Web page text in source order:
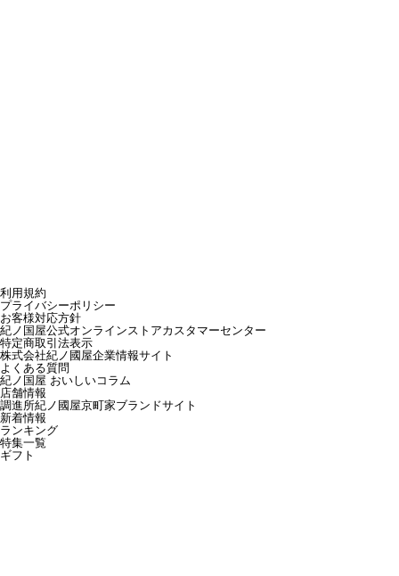
利用規約
プライバシーポリシー
お客様対応方針
紀ノ国屋公式オンラインストアカスタマーセンター
特定商取引法表示
株式会社紀ノ國屋企業情報サイト
よくある質問
紀ノ国屋 おいしいコラム
店舗情報
調進所紀ノ國屋京町家ブランドサイト
新着情報
ランキング
特集一覧
ギフト